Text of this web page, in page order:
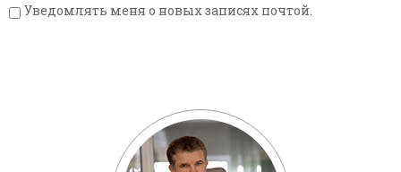
Уведомлять меня о новых записях почтой.